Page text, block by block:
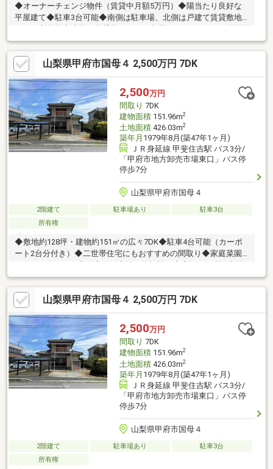
◆オーナーチェンジ物件（賃貸中月額5万円）◆陽当たり良好な
平屋建て◆駐車3台可能◆南側は駐車場、北側は戸建て賃貸敷地
の詳細、ご見学のご希望はお気軽にお問い合わせください！
山梨県甲府市国母４ 2,500万円 7DK
2,500万円
間取り 7DK
建物面積151.96m2
土地面積426.03m2
築年月 1979年8月(築47年1ヶ月)
ＪＲ身延線 甲斐住吉駅 バス3分/
「甲府市地方卸売市場東口」バス停
停歩7分
山梨県甲府市国母４
2階建て 駐車場あり
駐車3台
所有権
◆敷地約128坪・建物約151㎡の広々7DK◆駐車4台可能（カーポ
ート2台分付き）◆二世帯住宅にもおすすめの間取り◆家庭菜園
◆国母小学校、上条中学校物件の詳細、ご見学のご希望はお気軽
にお問い合わせください！
山梨県甲府市国母４ 2,500万円 7DK
2,500万円
間取り 7DK
建物面積151.96m2
土地面積426.03m2
築年月 1979年8月(築47年1ヶ月)
ＪＲ身延線 甲斐住吉駅 バス3分/
「甲府市地方卸売市場東口」バス停
停歩7分
山梨県甲府市国母４
2階建て 駐車場あり
駐車3台
所有権